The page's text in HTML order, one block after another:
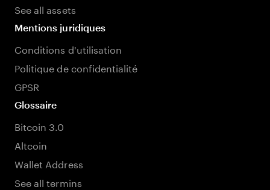
See all assets
Mentions juridiques
Conditions d'utilisation
Politique de confidentialité
GPSR
Glossaire
Bitcoin 3.0
Altcoin
Wallet Address
See all termins